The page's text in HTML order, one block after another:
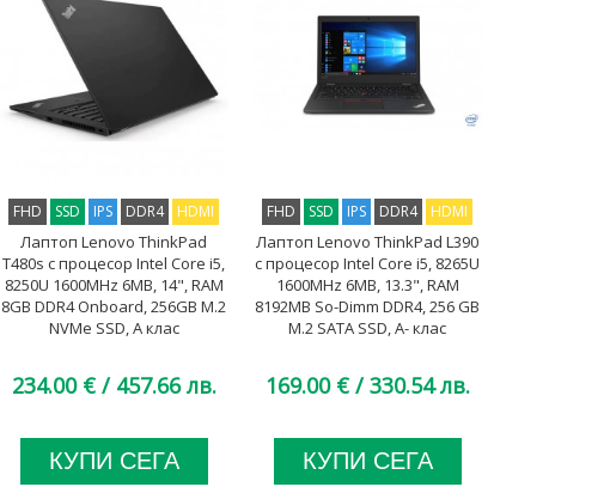
FHD SSD IPS DDR4 HDMI
Лаптоп Lenovo ThinkPad
T480s с процесор Intel Core i5,
8250U 1600MHz 6MB, 14", RAM
8GB DDR4 Onboard, 256GB M.2
NVMe SSD, A клас
234.00 € / 457.66 лв.
КУПИ СЕГА
FHD SSD IPS DDR4 HDMI
Лаптоп Lenovo ThinkPad L390
с процесор Intel Core i5, 8265U
1600MHz 6MB, 13.3", RAM
8192MB So-Dimm DDR4, 256 GB
M.2 SATA SSD, A- клас
169.00 € / 330.54 лв.
КУПИ СЕГА